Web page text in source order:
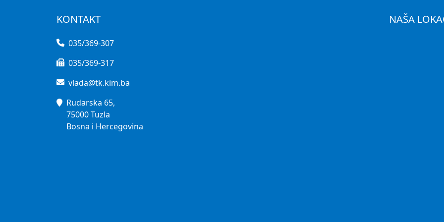
KONTAKT
035/369-307
035/369-317
vlada@tk.kim.ba
Rudarska 65,
75000 Tuzla
Bosna i Hercegovina
NAŠA